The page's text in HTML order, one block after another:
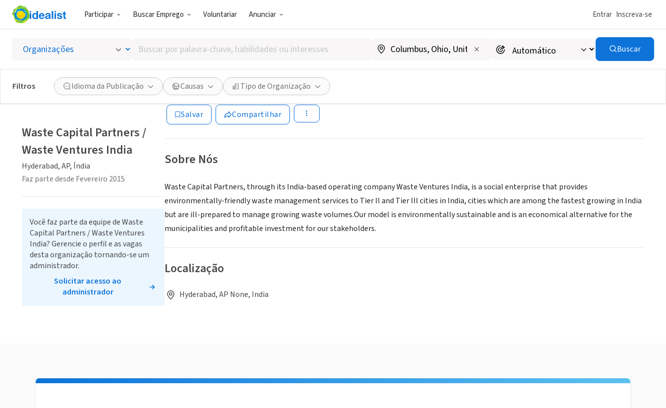
Participar Buscar Emprego Voluntariar Anunciar Entrar Inscreva-se
Buscar
por
palavra-
chave,
habilidades
ou
interesses
Buscar
Filtros Idioma da Publicação Causas Tipo de Organização
Waste Capital Partners / Waste Ventures India
Hyderabad, AP, Índia|www.wasteventures.com
Salvar Compartilhar
Sobre Nós
Waste Capital Partners, through its India-based operating company Waste Ventures India, is a social enterprise that provides
environmentally-friendly waste management services to Tier II and Tier III cities in India, cities which are among the fastest growing in India
but are ill-prepared to manage growing waste volumes.Our model is environmentally sustainable and is an economical alternative for the
municipalities and profitable investment for our stakeholders.
Localização
Hyderabad, AP None, India
Waste Capital Partners /
Waste Ventures India
Hyderabad, AP, Índia
Faz parte desde Fevereiro 2015
Você faz parte da equipe de Waste
Capital Partners / Waste Ventures
India? Gerencie o perfil e as vagas
desta organização tornando-se um
administrador.
Solicitar acesso ao
administrador